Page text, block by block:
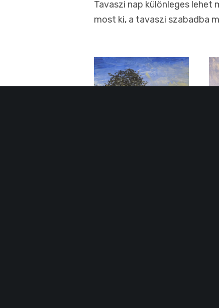
Tavaszi nap különleges lehet
most ki, a tavaszi szabadba